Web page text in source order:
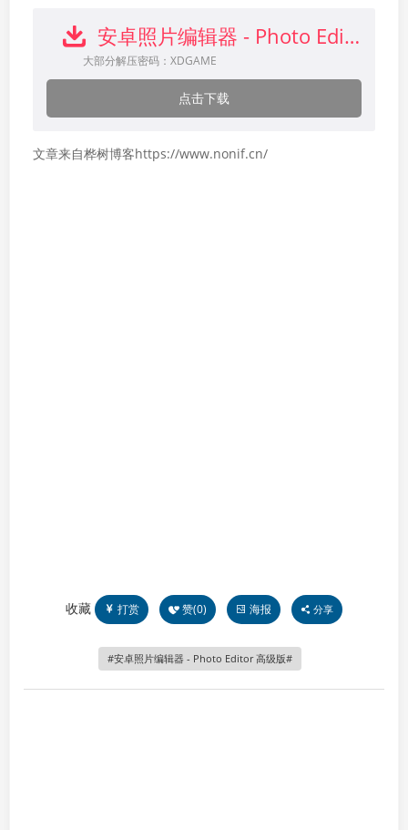
安卓照片编辑器 - Photo Editor v13.2.1高级版下载
大部分解压密码：XDGAME
点击下载
文章来自桦树博客https://www.nonif.cn/
收藏 打赏 赞(0) 海报 分享
安卓照片编辑器 - Photo Editor 高级版